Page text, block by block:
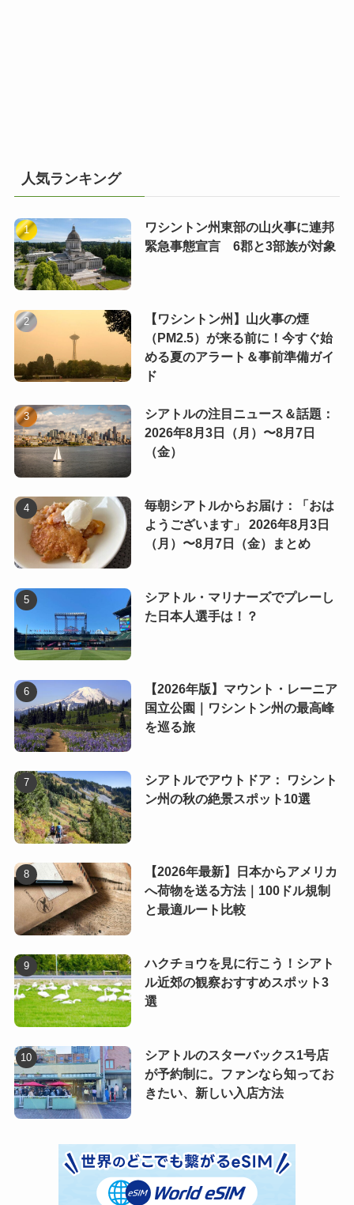
人気ランキング
ワシントン州東部の山火事に連邦
緊急事態宣言 6郡と3部族が対象
【ワシントン州】山火事の煙
（PM2.5）が来る前に！今すぐ始
める夏のアラート＆事前準備ガイ
ド
シアトルの注目ニュース＆話題：
2026年8月3日（月）〜8月7日
（金）
毎朝シアトルからお届け：「おは
ようございます」 2026年8月3日
（月）〜8月7日（金）まとめ
シアトル・マリナーズでプレーし
た日本人選手は！？
【2026年版】マウント・レーニア
国立公園｜ワシントン州の最高峰
を巡る旅
シアトルでアウトドア： ワシント
ン州の秋の絶景スポット10選
【2026年最新】日本からアメリカ
へ荷物を送る方法｜100ドル規制
と最適ルート比較
ハクチョウを見に行こう！シアト
ル近郊の観察おすすめスポット3
選
シアトルのスターバックス1号店
が予約制に。ファンなら知ってお
きたい、新しい入店方法